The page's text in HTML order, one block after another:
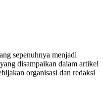
sepenuhnya menjadi
disampaikan dalam artikel
organisasi dan redaksi